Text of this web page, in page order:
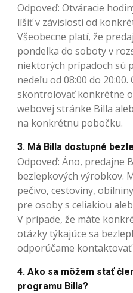
Odpoveď: Otváracie
líšiť v závislosti od
Všeobecne platí, že
pondelka do soboty v
niektorých prípadoch sú
nedeľu od 08:00 do
skontrolovať konkrétne
webovej stránke Billa
na konkrétnu pobočku.
3. Má Billa dostupné
Odpoveď: Áno, predajne
bezlepkových výrobkov.
pečivo, cestoviny,
pre osoby s celiakiou
V prípade, že máte
otázky týkajúce sa
odporúčame
4. Ako sa môžem stať
programu Billa?